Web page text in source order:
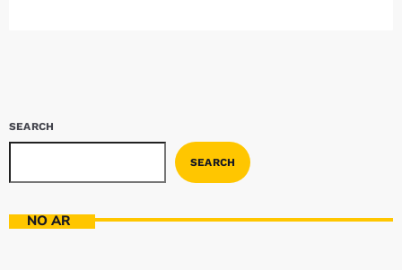
SEARCH
SEARCH
NO AR